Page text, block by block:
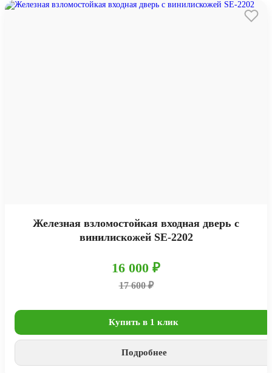
Железная взломостойкая входная дверь с
винилискожей SE-2202
16 000 ₽
17 600 ₽
Купить в 1 клик
Подробнее